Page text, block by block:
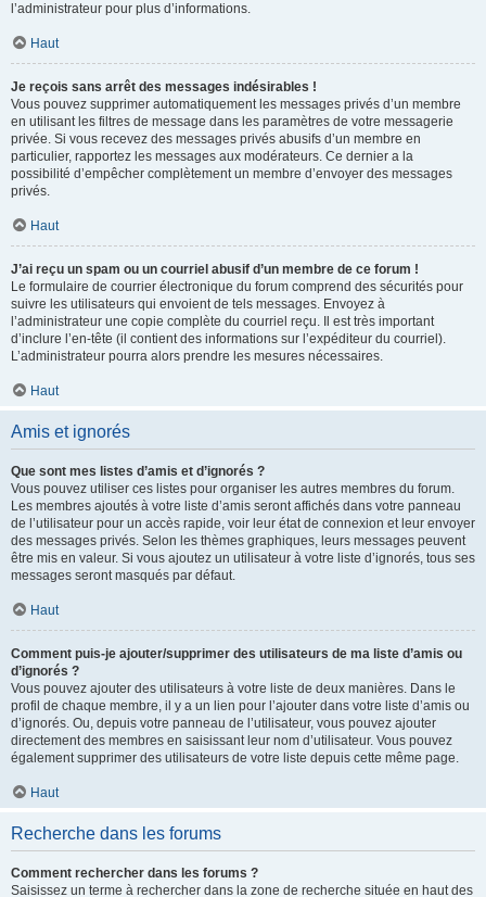
l’administrateur pour plus d’informations.
Haut
Je reçois sans arrêt des messages indésirables !
Vous pouvez supprimer automatiquement les messages privés d’un membre
en utilisant les filtres de message dans les paramètres de votre messagerie
privée. Si vous recevez des messages privés abusifs d’un membre en
particulier, rapportez les messages aux modérateurs. Ce dernier a la
possibilité d’empêcher complètement un membre d’envoyer des messages
privés.
Haut
J’ai reçu un spam ou un courriel abusif d’un membre de ce forum !
Le formulaire de courrier électronique du forum comprend des sécurités pour
suivre les utilisateurs qui envoient de tels messages. Envoyez à
l’administrateur une copie complète du courriel reçu. Il est très important
d’inclure l’en-tête (il contient des informations sur l’expéditeur du courriel).
L’administrateur pourra alors prendre les mesures nécessaires.
Haut
Amis et ignorés
Que sont mes listes d’amis et d’ignorés ?
Vous pouvez utiliser ces listes pour organiser les autres membres du forum.
Les membres ajoutés à votre liste d’amis seront affichés dans votre panneau
de l’utilisateur pour un accès rapide, voir leur état de connexion et leur envoyer
des messages privés. Selon les thèmes graphiques, leurs messages peuvent
être mis en valeur. Si vous ajoutez un utilisateur à votre liste d’ignorés, tous ses
messages seront masqués par défaut.
Haut
Comment puis-je ajouter/supprimer des utilisateurs de ma liste d’amis ou
d’ignorés ?
Vous pouvez ajouter des utilisateurs à votre liste de deux manières. Dans le
profil de chaque membre, il y a un lien pour l’ajouter dans votre liste d’amis ou
d’ignorés. Ou, depuis votre panneau de l’utilisateur, vous pouvez ajouter
directement des membres en saisissant leur nom d’utilisateur. Vous pouvez
également supprimer des utilisateurs de votre liste depuis cette même page.
Haut
Recherche dans les forums
Comment rechercher dans les forums ?
Saisissez un terme à rechercher dans la zone de recherche située en haut des